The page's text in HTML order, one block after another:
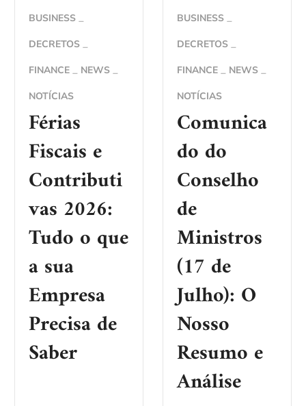
BUSINESS
DECRETOS
FINANCE
NEWS
NOTÍCIAS
Férias
Fiscais e
Contributi
vas 2026:
Tudo o que
a sua
Empresa
Precisa de
Saber
BUSINESS
DECRETOS
FINANCE
NEWS
NOTÍCIAS
Comunica
do do
Conselho
de
Ministros
(17 de
Julho): O
Nosso
Resumo e
Análise